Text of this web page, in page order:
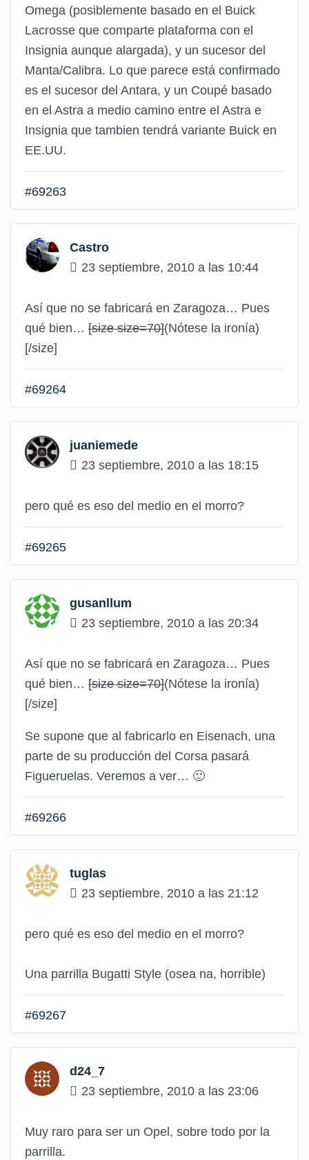
Omega (posiblemente basado en el Buick
Lacrosse que comparte plataforma con el
Insignia aunque alargada), y un sucesor del
Manta/Calibra. Lo que parece está confirmado
es el sucesor del Antara, y un Coupé basado
en el Astra a medio camino entre el Astra e
Insignia que tambien tendrá variante Buick en
EE.UU.
#69263
Castro
23 septiembre, 2010 a las 10:44
Así que no se fabricará en Zaragoza… Pues
qué bien… [size size=70](Nótese la ironía)
[/size]
#69264
juaniemede
23 septiembre, 2010 a las 18:15
pero qué es eso del medio en el morro?
#69265
gusanllum
23 septiembre, 2010 a las 20:34
Así que no se fabricará en Zaragoza… Pues
qué bien… [size size=70](Nótese la ironía)
[/size]
Se supone que al fabricarlo en Eisenach, una
parte de su producción del Corsa pasará
Figueruelas. Veremos a ver… 🙂
#69266
tuglas
23 septiembre, 2010 a las 21:12
pero qué es eso del medio en el morro?
Una parrilla Bugatti Style (osea na, horrible)
#69267
d24_7
23 septiembre, 2010 a las 23:06
Muy raro para ser un Opel, sobre todo por la
parrilla.